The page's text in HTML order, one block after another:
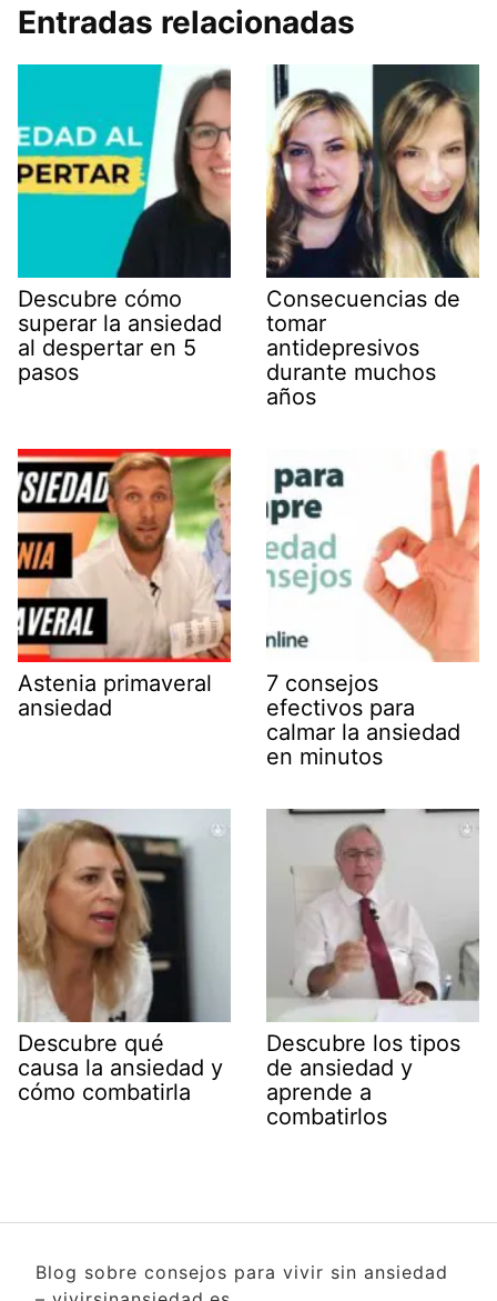
Entradas relacionadas
Descubre cómo
superar la ansiedad
al despertar en 5
pasos
Consecuencias de
tomar
antidepresivos
durante muchos
años
Astenia primaveral
ansiedad
7 consejos
efectivos para
calmar la ansiedad
en minutos
Descubre qué
causa la ansiedad y
cómo combatirla
Descubre los tipos
de ansiedad y
aprende a
combatirlos
Blog sobre consejos para vivir sin ansiedad